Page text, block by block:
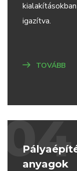
igazítva.
TOVÁBB
04
anyagok